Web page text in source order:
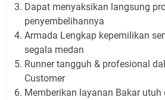
Dapat menyaksikan langsung
penyembelihannya
Armada Lengkap kepemilikan
segala medan
Runner tangguh & profesional
Customer
Memberikan layanan Bakar utuh